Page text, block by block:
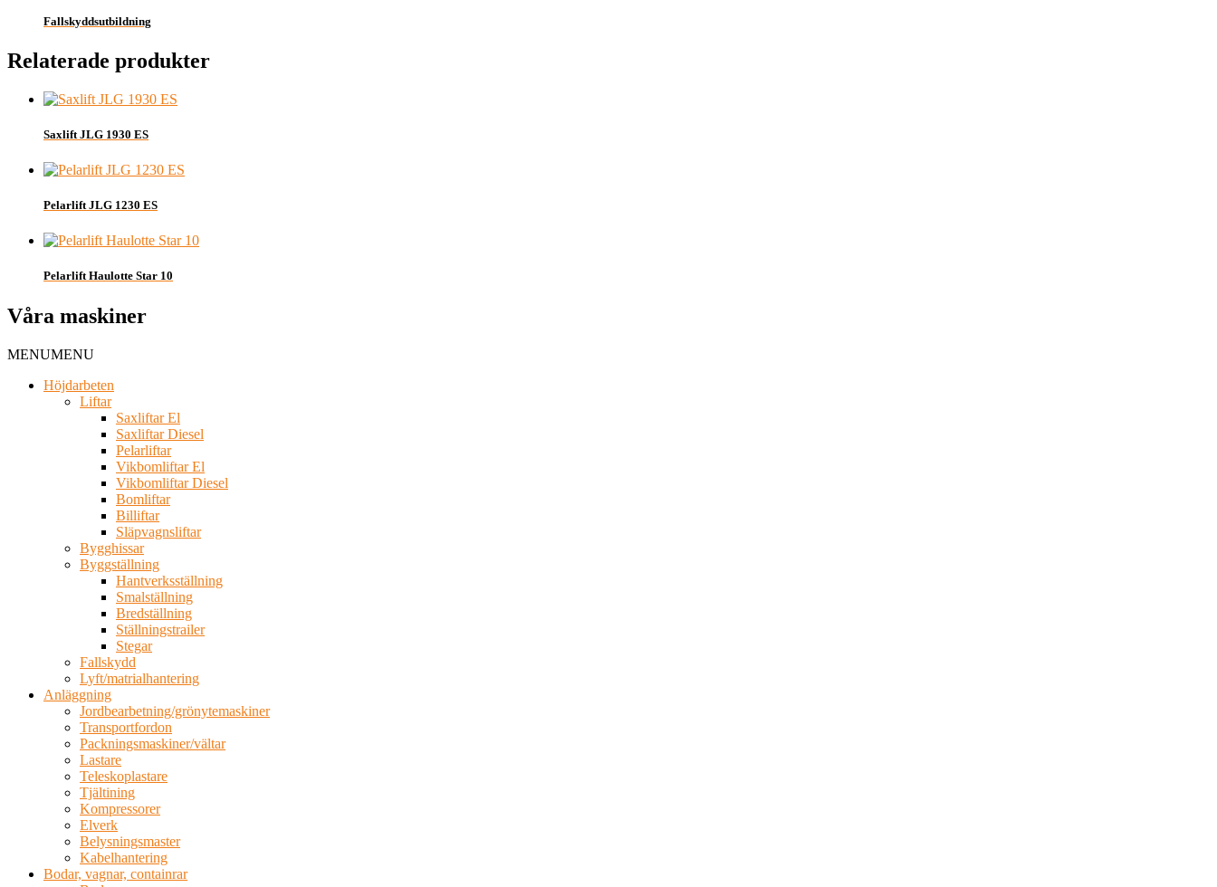
Fallskyddsutbildning
Relaterade produkter
Saxlift JLG 1930 ES
Pelarlift JLG 1230 ES
Pelarlift Haulotte Star 10
Våra maskiner
MENUMENU
Höjdarbeten
Liftar
Saxliftar El
Saxliftar Diesel
Pelarliftar
Vikbomliftar El
Vikbomliftar Diesel
Bomliftar
Billiftar
Släpvagnsliftar
Bygghissar
Byggställning
Hantverksställning
Smalställning
Bredställning
Ställningstrailer
Stegar
Fallskydd
Lyft/matrialhantering
Anläggning
Jordbearbetning/grönytemaskiner
Transportfordon
Packningsmaskiner/vältar
Lastare
Teleskoplastare
Tjältining
Kompressorer
Elverk
Belysningsmaster
Kabelhantering
Bodar, vagnar, containrar